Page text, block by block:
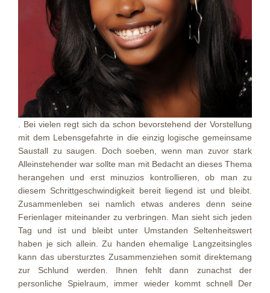
. Bei vielen regt sich da schon bevorstehend der Vorstellung
mit dem Lebensgefahrte in die einzig logische gemeinsame
Saustall zu saugen. Doch soeben, wenn man zuvor stark
Alleinstehender war sollte man mit Bedacht an dieses Thema
herangehen und erst minuzios kontrollieren, ob man zu
diesem Schrittgeschwindigkeit bereit liegend ist und bleibt.
Zusammenleben sei namlich etwas anderes denn seine
Ferienlager miteinander zu verbringen. Man sieht sich jeden
Tag und ist und bleibt unter Umstanden Seltenheitswert
haben je sich allein. Zu handen ehemalige Langzeitsingles
kann das ubersturztes Zusammenziehen somit direktemang
zur Schlund werden. Ihnen fehlt dann zunachst der
personliche Spielraum, immer wieder kommt schnell Der